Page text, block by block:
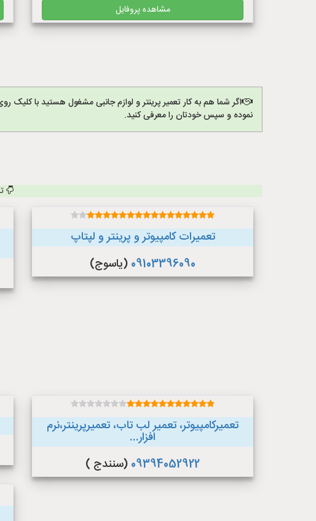
مشاهده پروفایل
اگر شما هم به کار تعمیر پرینتر و لوازم جانبی مشغول هستید با کلیک
نموده و سپس خودتان را معرفی کنید.
تعمیرات کامپیوتر و پرینتر و لپتاپ
09103396090 (یاسوج)
تعمیرکامپیوتر، تعمیر لب تاب، تعمیرپرینتر،نرم
افزار...
09394052922 (سنندج )